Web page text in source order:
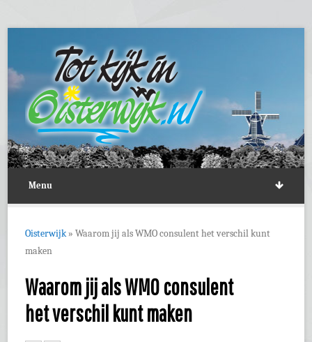
Menu
Oisterwijk»Waarom jij als WMO consulent het verschil kunt
maken
Waarom jij als WMO consulent
het verschil kunt maken